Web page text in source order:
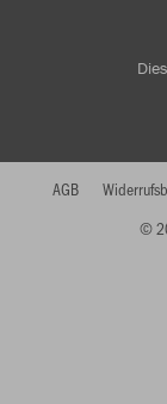
©
AGB